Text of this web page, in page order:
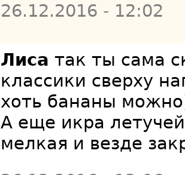
26.12.2016 - 12:02
Лиса так ты сама
классики сверху
хоть бананы
А еще икра
мелкая и везде